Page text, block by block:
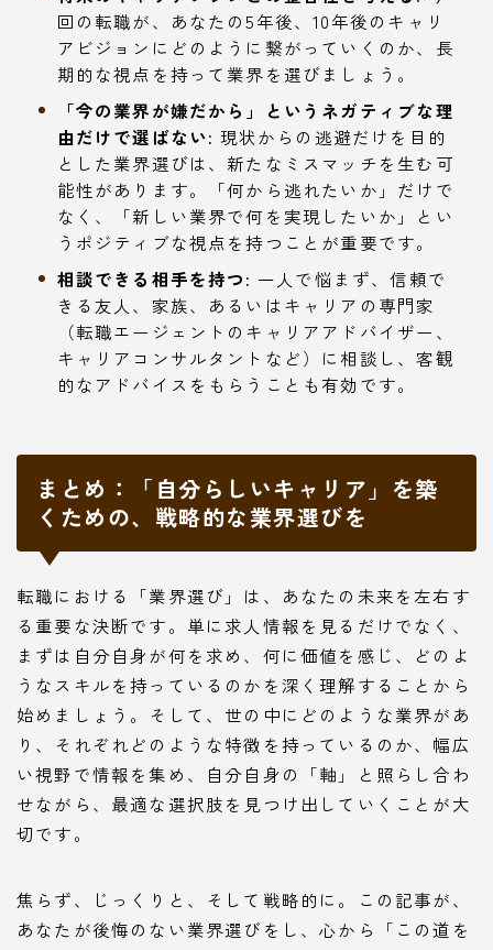
回の転職が、あなたの5年後、10年後のキャリ
アビジョンにどのように繋がっていくのか、長
期的な視点を持って業界を選びましょう。
「今の業界が嫌だから」というネガティブな理
由だけで選ばない: 現状からの逃避だけを目的
とした業界選びは、新たなミスマッチを生む可
能性があります。「何から逃れたいか」だけで
なく、「新しい業界で何を実現したいか」とい
うポジティブな視点を持つことが重要です。
相談できる相手を持つ: 一人で悩まず、信頼で
きる友人、家族、あるいはキャリアの専門家
（転職エージェントのキャリアアドバイザー、
キャリアコンサルタントなど）に相談し、客観
的なアドバイスをもらうことも有効です。
まとめ：「自分らしいキャリア」を築
くための、戦略的な業界選びを
転職における「業界選び」は、あなたの未来を左右す
る重要な決断です。単に求人情報を見るだけでなく、
まずは自分自身が何を求め、何に価値を感じ、どのよ
うなスキルを持っているのかを深く理解することから
始めましょう。そして、世の中にどのような業界があ
り、それぞれどのような特徴を持っているのか、幅広
い視野で情報を集め、自分自身の「軸」と照らし合わ
せながら、最適な選択肢を見つけ出していくことが大
切です。
焦らず、じっくりと、そして戦略的に。この記事が、
あなたが後悔のない業界選びをし、心から「この道を